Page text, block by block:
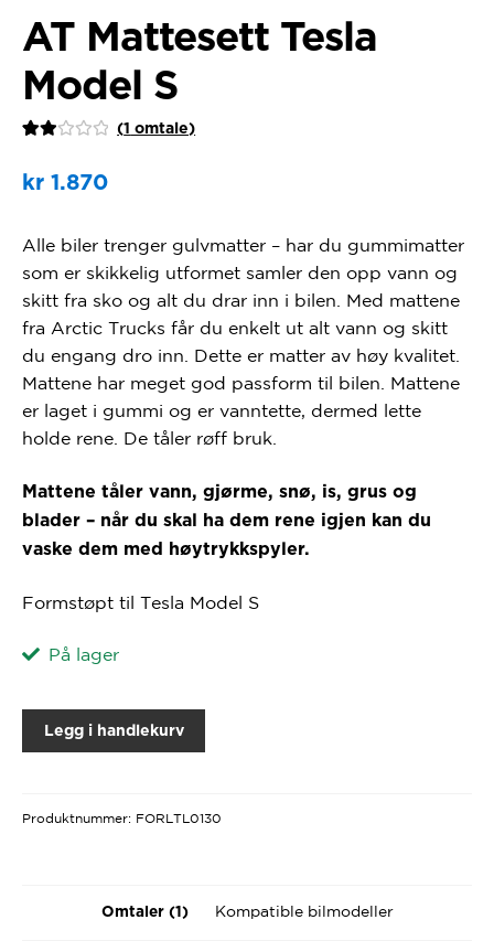
AT Mattesett Tesla
Model S
ert
baser
t på
kund
evur
(1 omtale)
kr1.870
Alle biler trenger gulvmatter – har du gummimatter
som er skikkelig utformet samler den opp vann og
skitt fra sko og alt du drar inn i bilen. Med mattene
fra Arctic Trucks får du enkelt ut alt vann og skitt
du engang dro inn. Dette er matter av høy kvalitet.
Mattene har meget god passform til bilen. Mattene
er laget i gummi og er vanntette, dermed lette
holde rene. De tåler røff bruk.
Mattene tåler vann, gjørme, snø, is, grus og
blader – når du skal ha dem rene igjen kan du
vaske dem med høytrykkspyler.
Formstøpt til Tesla Model S
På lager
Legg i handlekurv
Produktnummer: FORLTL0130
Omtaler (1) Kompatible bilmodeller